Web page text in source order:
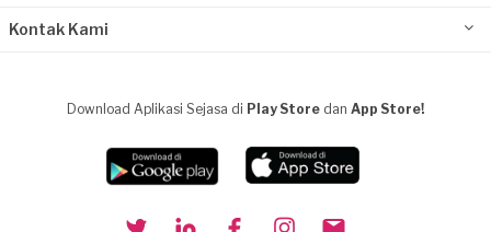
Kontak Kami
Download Aplikasi Sejasa di Play Store dan App Store!